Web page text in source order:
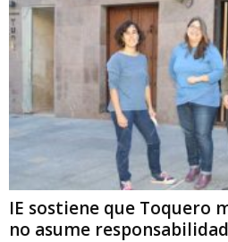
IE sostiene que Toquero
no asume